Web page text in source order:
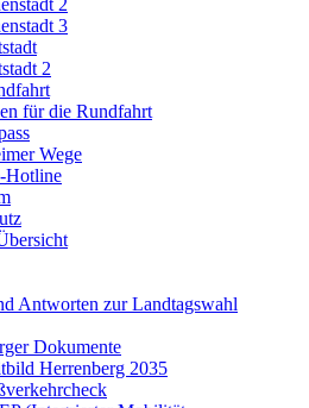
2
3
2
für die Rundfahrt
Wege
Hotline
Antworten zur Landtagswahl
Dokumente
Herrenberg 2035